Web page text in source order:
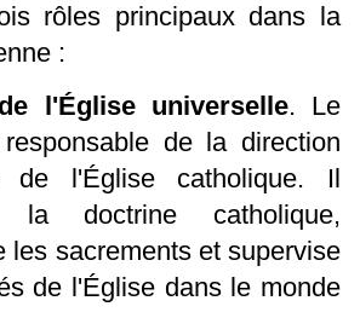
rôles principaux dans la
:
l'Église universelle. Le
de la direction
de l'Église catholique. Il
la doctrine catholique,
les sacrements et supervise
de l'Église dans le monde